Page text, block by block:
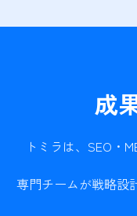
成
トミラは、SEO・
専門チームが戦略設